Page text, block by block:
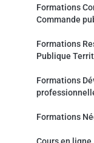
Formations
Commande
Formations
Publique
Formations
Formations
Cours en ligne